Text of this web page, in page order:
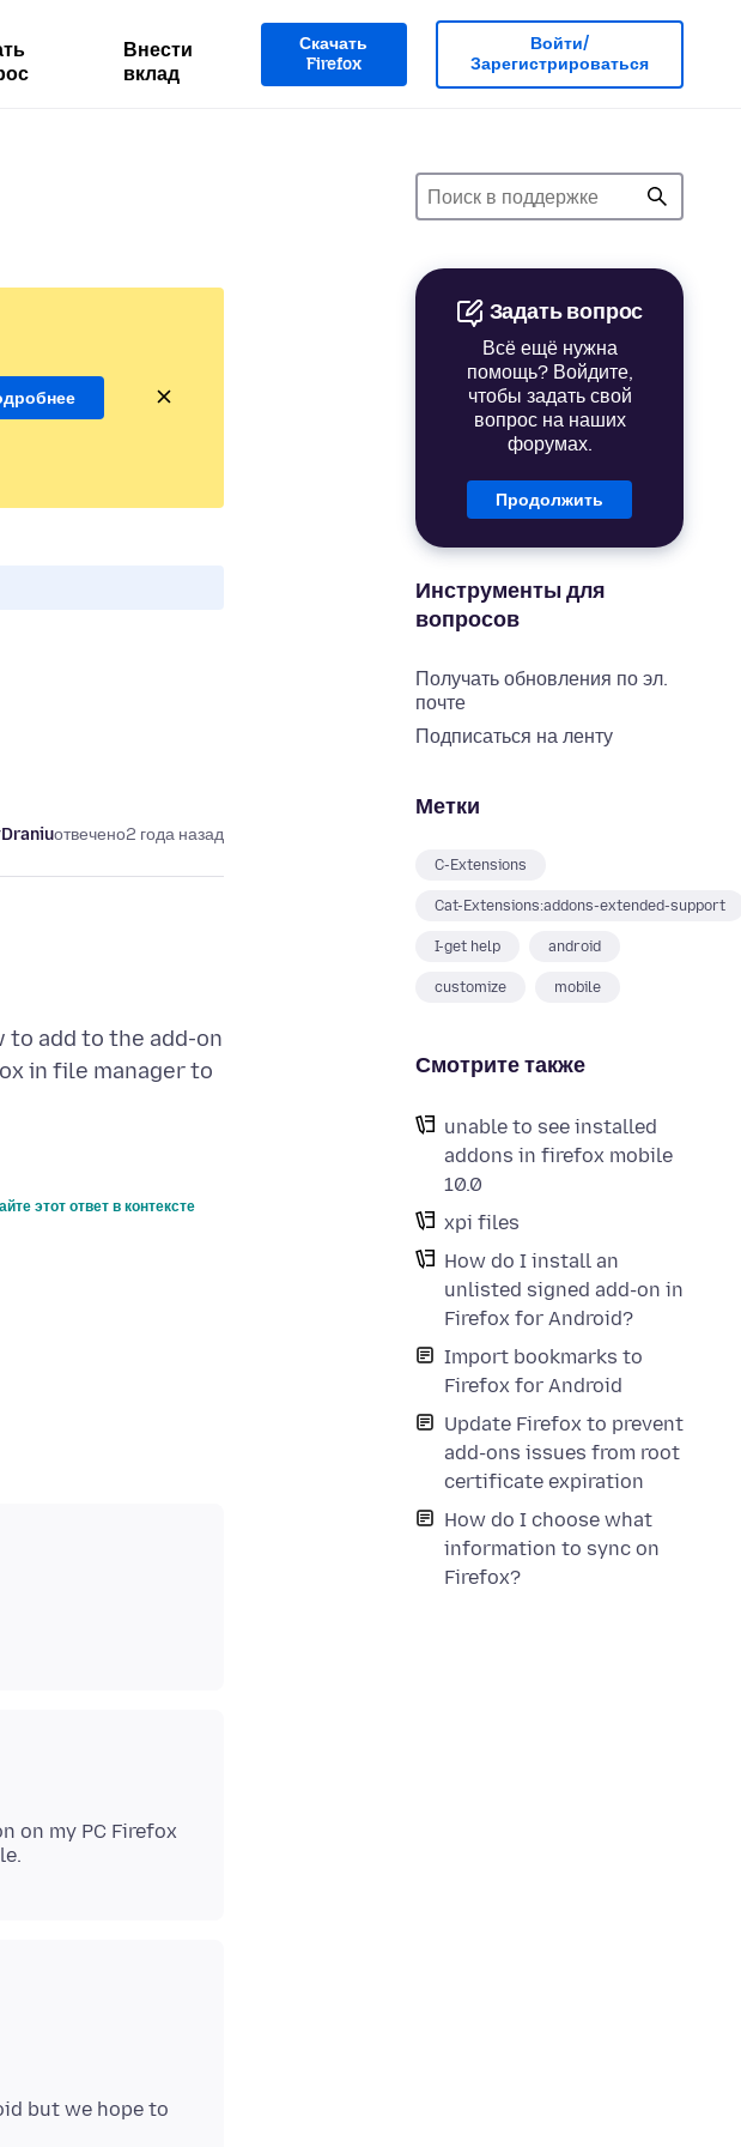
Внести
вклад
Скачать
Firefox
Войти/
Зарегистрироваться
Задать вопрос
Всё ещё нужна
помощь? Войдите,
чтобы задать свой
вопрос на наших
форумах.
Продолжить
Инструменты для
вопросов
Получать обновления по эл.
почте
Подписаться на ленту
Метки
C-Extensions
Cat-Extensions:addons-extended-support
I-get help android
customize mobile
Смотрите также
unable to see installed
addons in firefox mobile
10.0
xpi files
How do I install an
unlisted signed add-on in
Firefox for Android?
Import bookmarks to
Firefox for Android
Update Firefox to prevent
add-ons issues from root
certificate expiration
How do I choose what
information to sync on
Firefox?
отвечено2 года назад
to add to the add-on
in file manager to
этот ответ в контексте
on my PC Firefox
but we hope to